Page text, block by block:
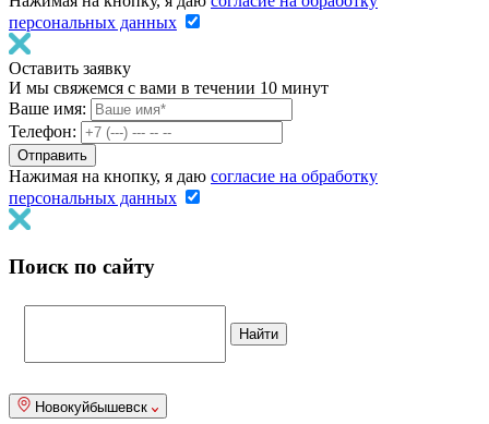
персональных данных
Оставить заявку
И мы свяжемся с вами в течении 10 минут
Ваше имя:
Телефон:
Нажимая на кнопку, я даю согласие на обработку
персональных данных
Поиск по сайту
Новокуйбышевск